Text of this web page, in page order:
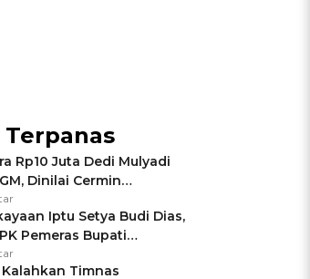
Rp10 Juta Dedi Mulyadi
Dinilai Cermin
Jamin Keamanan
Iptu Setya Budi Dias,
Pemeras Bupati
Timnas